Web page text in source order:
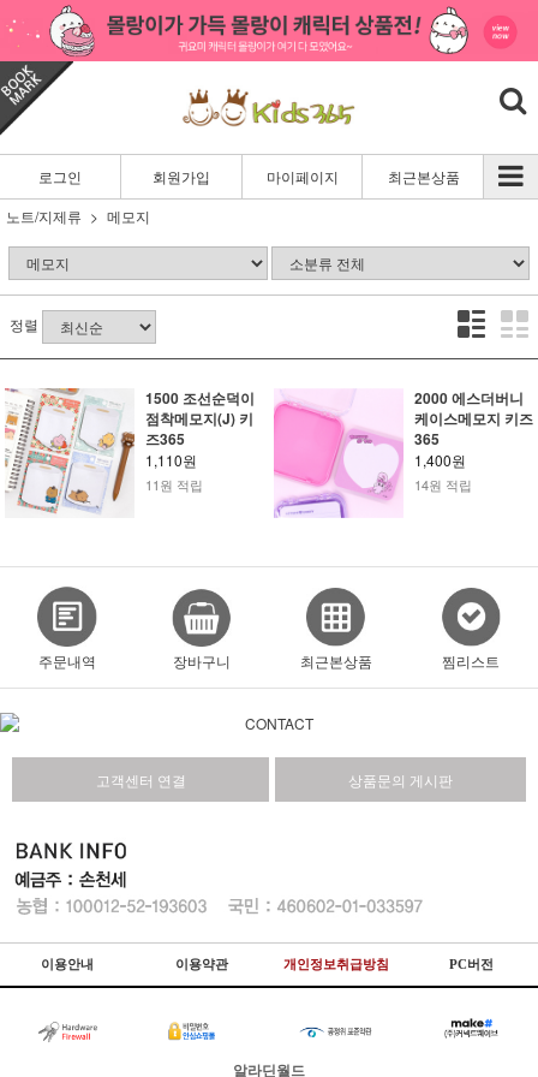
로그인 회원가입 마이페이지
최근본상품
노트/지제류
메모지
정렬
1500 조선순덕이
점착메모지(J) 키
즈365
1,110원
11원 적립
2000 에스더버니
케이스메모지 키즈
365
1,400원
14원 적립
주문내역 장바구니 최근본상품 찜리스트
고객센터 연결 상품문의 게시판
이용안내 이용약관 개인정보취급방침 PC버전
알라딘월드